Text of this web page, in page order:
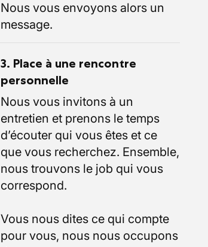
Nous vous envoyons alors un
message.
3. Place à une rencontre
personnelle
Nous vous invitons à un
entretien et prenons le temps
d’écouter qui vous êtes et ce
que vous recherchez. Ensemble,
nous trouvons le job qui vous
correspond.
Vous nous dites ce qui compte
pour vous, nous nous occupons